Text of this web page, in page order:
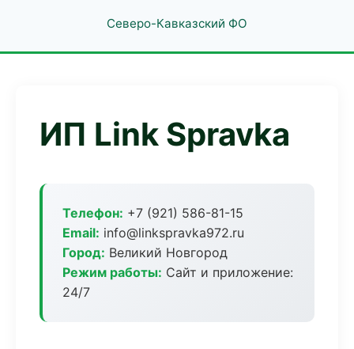
Северо-Кавказский ФО
ИП Link Spravka
Телефон: +7 (921) 586-81-15
Email: info@linkspravka972.ru
Город: Великий Новгород
Режим работы: Сайт и приложение:
24/7